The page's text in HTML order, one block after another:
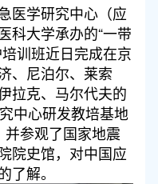
医学研究中心（应
科大学承办的“一带
训班近日完成在京
、尼泊尔、莱索
拉克、马尔代夫的
中心研发教培基地
参观了国家地震
院史馆，对中国应
了解。